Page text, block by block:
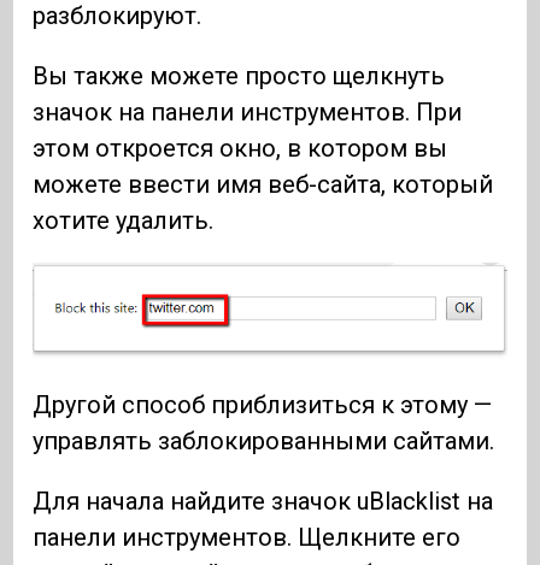
разблокируют.
Вы также можете просто щелкнуть
значок на панели инструментов. При
этом откроется окно, в котором вы
можете ввести имя веб-сайта, который
хотите удалить.
Другой способ приблизиться к этому —
управлять заблокированными сайтами.
Для начала найдите значок uBlacklist на
панели инструментов. Щелкните его